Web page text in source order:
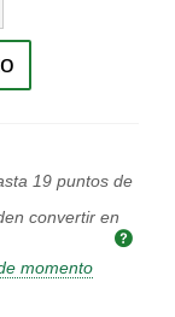
19 puntos de
convertir en
momento